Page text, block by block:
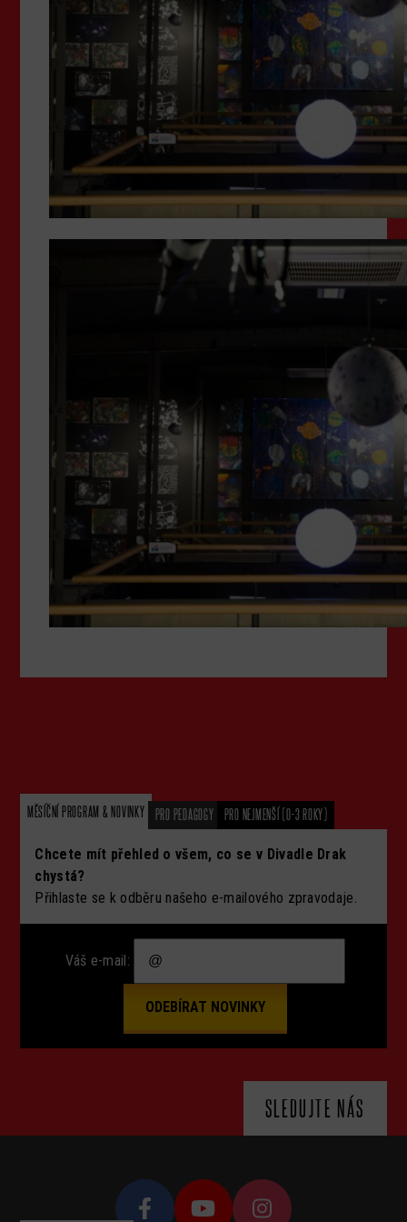
MĚSÍČNÍ PROGRAM & NOVINKY PRO PEDAGOGY PRO NEJMENŠÍ (0-3 ROKY)
Chcete mít přehled o všem, co se v Divadle Drak
chystá?
Přihlaste se k odběru našeho e-mailového zpravodaje.
Váš e-mail:
SLEDUJTE NÁS